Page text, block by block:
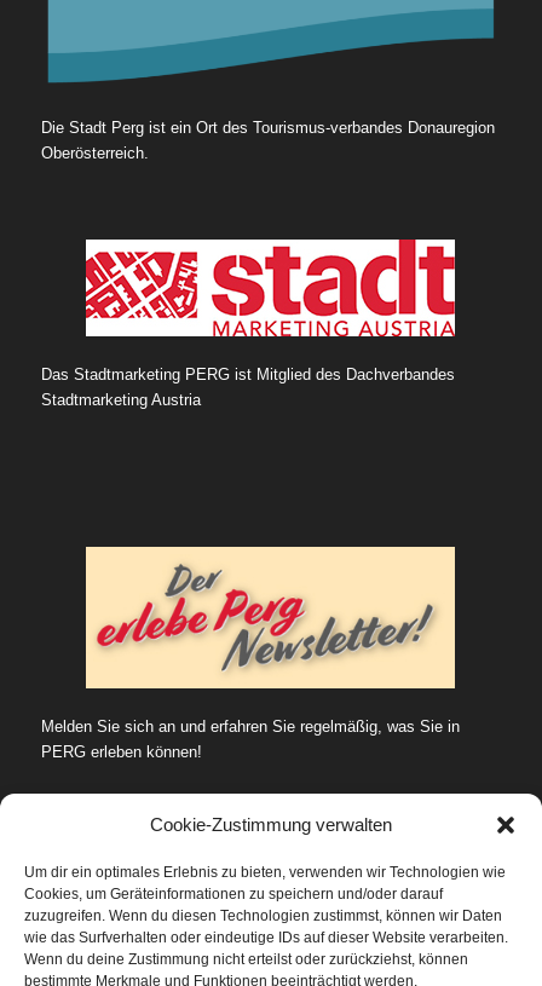
Cookie-Zustimmung verwalten
Um dir ein optimales Erlebnis zu bieten, verwenden wir Technologien wie
Cookies, um Geräteinformationen zu speichern und/oder darauf
zuzugreifen. Wenn du diesen Technologien zustimmst, können wir Daten
wie das Surfverhalten oder eindeutige IDs auf dieser Website verarbeiten.
Wenn du deine Zustimmung nicht erteilst oder zurückziehst, können
bestimmte Merkmale und Funktionen beeinträchtigt werden.
Die Stadt Perg ist ein Ort des Tourismus-verbandes Donauregion
Oberösterreich.
Das Stadtmarketing PERG ist Mitglied des Dachverbandes
Stadtmarketing Austria
Melden Sie sich an und erfahren Sie regelmäßig, was Sie in
PERG erleben können!
SUCHE…